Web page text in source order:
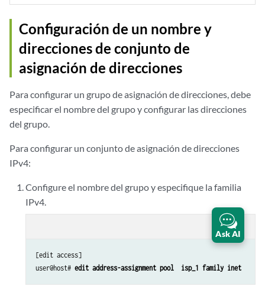
Configuración de un nombre y
direcciones de conjunto de
asignación de direcciones
Para configurar un grupo de asignación de direcciones, debe
especificar el nombre del grupo y configurar las direcciones
del grupo.
Para configurar un conjunto de asignación de direcciones
IPv4:
Configure el nombre del grupo y especifique la familia
IPv4.
content_copy zoom_out_map
[edit access]
user@host# edit address-assignment pool  isp_1 family inet
Ask AI